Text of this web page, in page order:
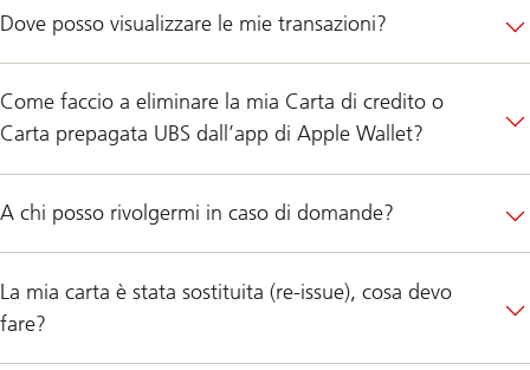
Dove posso visualizzare le mie transazioni?
Come faccio a eliminare la mia Carta di credito o
Carta prepagata UBS dall’app di Apple Wallet?
A chi posso rivolgermi in caso di domande?
La mia carta è stata sostituita (re-issue), cosa devo
fare?